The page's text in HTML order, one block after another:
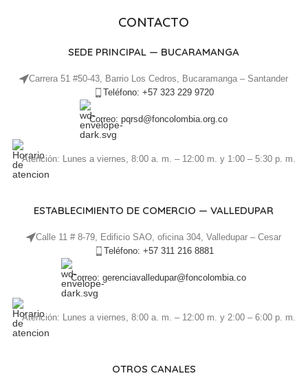
CONTACTO
SEDE PRINCIPAL — BUCARAMANGA
Carrera 51 #50-43, Barrio Los Cedros, Bucaramanga – Santander
Teléfono: +57 323 229 9720
Correo: pqrsd@foncolombia.org.co
Atención: Lunes a viernes, 8:00 a. m. – 12:00 m. y 1:00 – 5:30 p. m.
ESTABLECIMIENTO DE COMERCIO — VALLEDUPAR
Calle 11 # 8-79, Edificio SAO, oficina 304, Valledupar – Cesar
Teléfono: +57 311 216 8881
Correo: gerenciavalledupar@foncolombia.co
Atención: Lunes a viernes, 8:00 a. m. – 12:00 m. y 2:00 – 6:00 p. m.
OTROS CANALES